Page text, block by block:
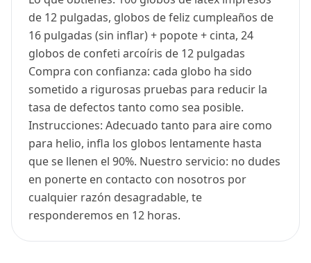
de 12 pulgadas, globos de feliz cumpleaños de
16 pulgadas (sin inflar) + popote + cinta, 24
globos de confeti arcoíris de 12 pulgadas
Compra con confianza: cada globo ha sido
sometido a rigurosas pruebas para reducir la
tasa de defectos tanto como sea posible.
Instrucciones: Adecuado tanto para aire como
para helio, infla los globos lentamente hasta
que se llenen el 90%. Nuestro servicio: no dudes
en ponerte en contacto con nosotros por
cualquier razón desagradable, te
responderemos en 12 horas.